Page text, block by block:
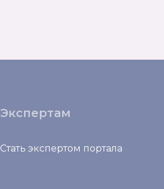
Экспертам
Стать экспертом портала